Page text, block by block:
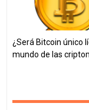
¿Será Bitcoin único
mundo de las